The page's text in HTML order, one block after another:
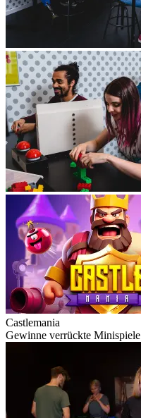
Castlemania
Gewinne verrückte Minispiele